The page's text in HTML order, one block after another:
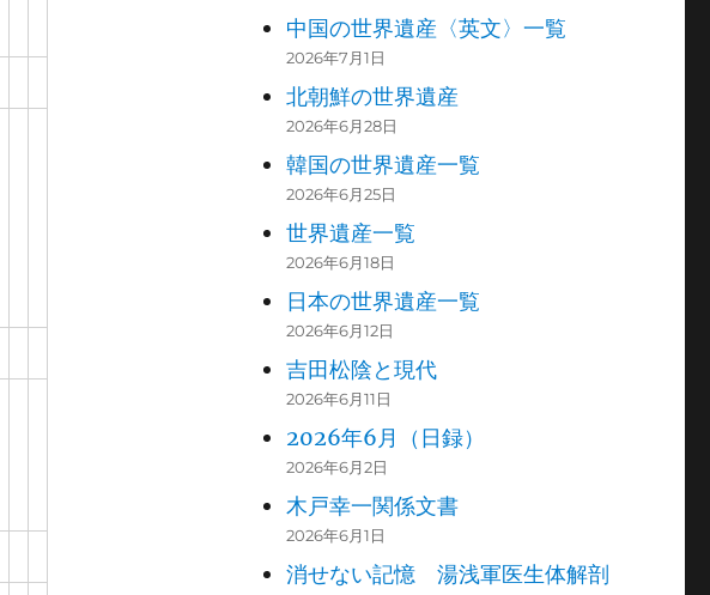
中国の世界遺産〈英文〉一覧
2026年7月1日
北朝鮮の世界遺産
2026年6月28日
韓国の世界遺産一覧
2026年6月25日
世界遺産一覧
2026年6月18日
日本の世界遺産一覧
2026年6月12日
吉田松陰と現代
2026年6月11日
2026年6月（日録）
2026年6月2日
木戸幸一関係文書
2026年6月1日
消せない記憶 湯浅軍医生体解剖